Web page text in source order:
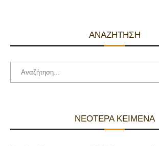
ΑΝΑΖΉΤΗΣΗ
ΝΕΌΤΕΡΑ ΚΕΊΜΕΝΑ